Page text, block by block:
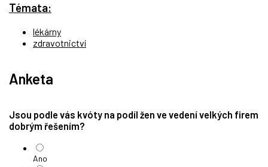
Témata:
lékárny
zdravotnictví
Anketa
Jsou podle vás kvóty na podíl žen ve vedení velkých firem
dobrým řešením?
Ano